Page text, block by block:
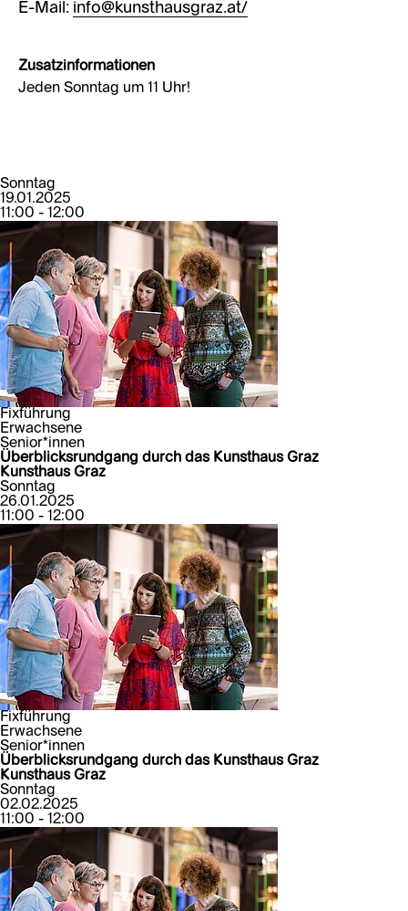
E-Mail: info@kunsthausgraz.at/
Zusatzinformationen
Jeden Sonntag um 11 Uhr!
Sonntag
19.01.2025
11:00 - 12:00
Fixführung
Erwachsene
Senior*innen
Überblicksrundgang durch das Kunsthaus Graz
Kunsthaus Graz
Sonntag
26.01.2025
11:00 - 12:00
Fixführung
Erwachsene
Senior*innen
Überblicksrundgang durch das Kunsthaus Graz
Kunsthaus Graz
Sonntag
02.02.2025
11:00 - 12:00